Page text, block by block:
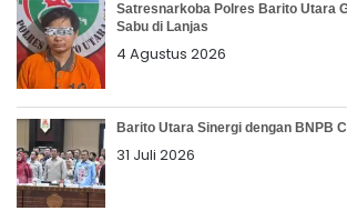
Satresnarkoba Polres Barito Utara
Sabu di Lanjas
4 Agustus 2026
Barito Utara Sinergi dengan BNPB
31 Juli 2026